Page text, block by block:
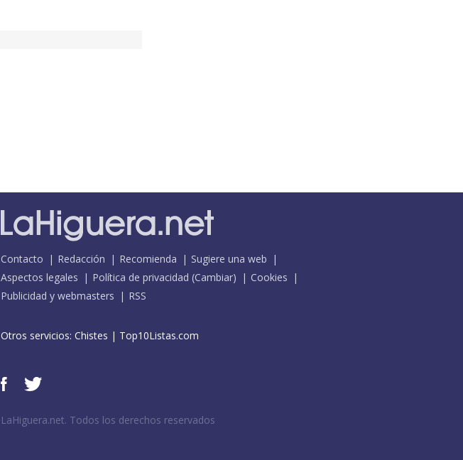
Contacto Redacción Recomienda
Sugiere una web
Aspectos legales
Política de privacidad (Cambiar)
Cookies
Publicidad y webmasters
RSS
Otros servicios: Chistes | Top10Listas.com
LaHiguera.net. Todos los derechos reservados